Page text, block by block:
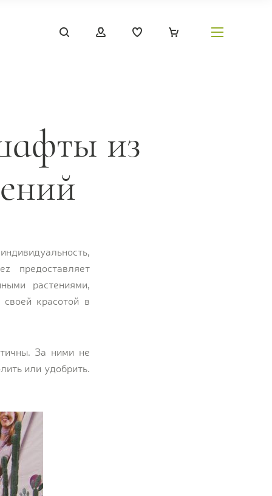
из
предоставляет
растениями,
красотой в
За ними не
или удобрить.